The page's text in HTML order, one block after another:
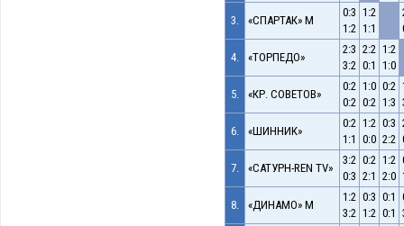
3. «СПАРТАК» М
0:3
1:2
1:2
1:1
4. «ТОРПЕДО»
2:3
3:2
2:2
0:1
1:2
1:0
5. «КР. СОВЕТОВ»
0:2
0:2
1:0
0:2
0:2
1:3
6. «ШИННИК»
0:2
1:1
1:2
0:0
0:3
2:2
7. «САТУРН-REN TV»
3:2
0:3
0:2
2:1
1:2
2:0
8. «ДИНАМО» М
1:2
3:2
0:3
1:2
0:1
0:1